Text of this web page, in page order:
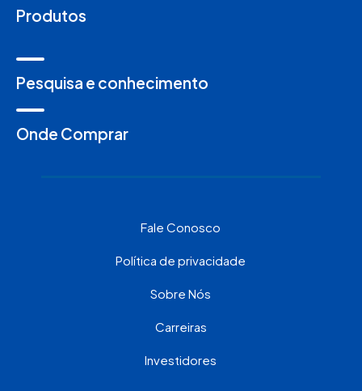
Produtos
Pesquisa e conhecimento
Onde Comprar
Fale Conosco
Política de privacidade
Sobre Nós
Carreiras
Investidores